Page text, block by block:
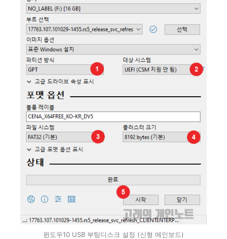
윈도우10 USB 부팅디스크 설정 (신형 메인보드)